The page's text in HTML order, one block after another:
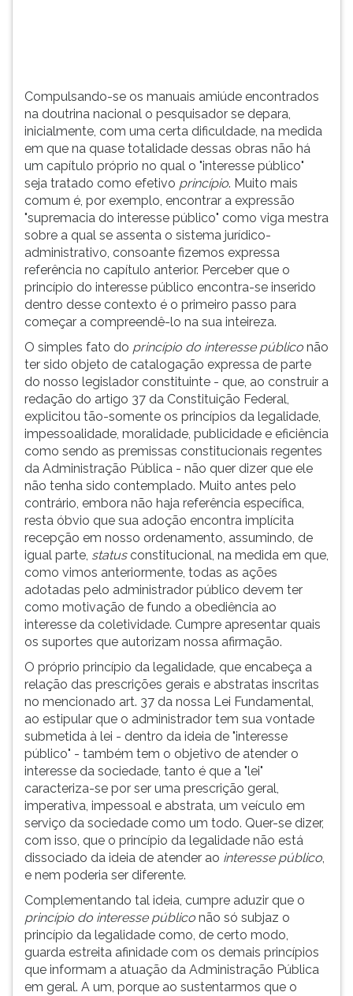
pausar
leitura
pressione
(primeira
tecla
esquerda
para
continuar
pressione
(primeira
tecla
direita
menu
principal
pressione
tecla
depois
Pressione
para
ouvir
essa
instrução
novamente.
Compulsando-se os manuais amiúde encontrados
na doutrina nacional o pesquisador se depara,
inicialmente, com uma certa dificuldade, na medida
em que na quase totalidade dessas obras não há
um capítulo próprio no qual o "interesse público"
seja tratado como efetivo princípio. Muito mais
comum é, por exemplo, encontrar a expressão
"supremacia do interesse público" como viga mestra
sobre a qual se assenta o sistema jurídico-
administrativo, consoante fizemos expressa
referência no capítulo anterior. Perceber que o
princípio do interesse público encontra-se inserido
dentro desse contexto é o primeiro passo para
começar a compreendê-lo na sua inteireza.
O simples fato do princípio do interesse público não
ter sido objeto de catalogação expressa de parte
do nosso legislador constituinte - que, ao construir a
redação do artigo 37 da Constituição Federal,
explicitou tão-somente os princípios da legalidade,
impessoalidade, moralidade, publicidade e eficiência
como sendo as premissas constitucionais regentes
da Administração Pública - não quer dizer que ele
não tenha sido contemplado. Muito antes pelo
contrário, embora não haja referência específica,
resta óbvio que sua adoção encontra implícita
recepção em nosso ordenamento, assumindo, de
igual parte, statusconstitucional, na medida em que,
como vimos anteriormente, todas as ações
adotadas pelo administrador público devem ter
como motivação de fundo a obediência ao
interesse da coletividade. Cumpre apresentar quais
os suportes que autorizam nossa afirmação.
O próprio princípio da legalidade, que encabeça a
relação das prescrições gerais e abstratas inscritas
no mencionado art. 37 da nossa Lei Fundamental,
ao estipular que o administrador tem sua vontade
submetida à lei - dentro da ideia de "interesse
público" - também tem o objetivo de atender o
interesse da sociedade, tanto é que a "lei"
caracteriza-se por ser uma prescrição geral,
imperativa, impessoal e abstrata, um veículo em
serviço da sociedade como um todo. Quer-se dizer,
com isso, que o princípio da legalidade não está
dissociado da ideia de atender ao interesse público,
e nem poderia ser diferente.
Complementando tal ideia, cumpre aduzir que o
princípio do interesse público não só subjaz o
princípio da legalidade como, de certo modo,
guarda estreita afinidade com os demais princípios
que informam a atuação da Administração Pública
em geral. A um, porque ao sustentarmos que o